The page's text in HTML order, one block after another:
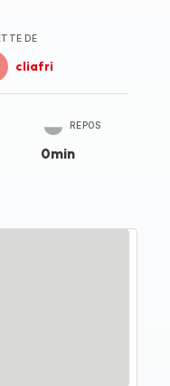
DE
cliafri
REPOS
0min